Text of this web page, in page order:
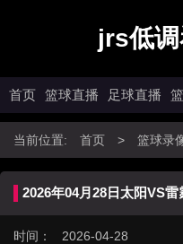
jrs低
首页 篮球直播 足球直播
当前位置: 首页 > 篮球录
2026年04月28日太阳VS
时间： 2026-04-28